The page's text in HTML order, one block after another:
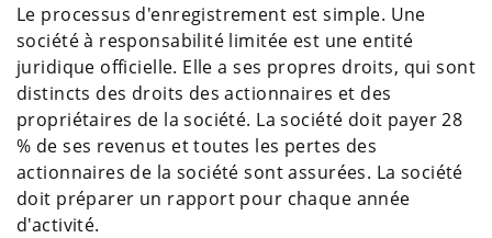
Le processus d'enregistrement est simple. Une
société à responsabilité limitée est une entité
juridique officielle. Elle a ses propres droits, qui sont
distincts des droits des actionnaires et des
propriétaires de la société. La société doit payer 28
% de ses revenus et toutes les pertes des
actionnaires de la société sont assurées. La société
doit préparer un rapport pour chaque année
d'activité.